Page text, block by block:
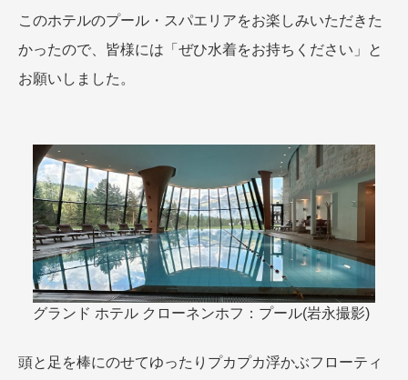
このホテルのプール・スパエリアをお楽しみいただきた
かったので、皆様には「ぜひ水着をお持ちください」と
お願いしました。
グランド ホテル クローネンホフ：プール(岩永撮影)
頭と足を棒にのせてゆったりプカプカ浮かぶフローティ